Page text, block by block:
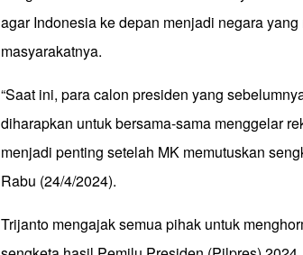
agar Indonesia ke depan menjadi negara
masyarakatnya.
“Saat ini, para calon presiden yang
diharapkan untuk bersama-sama menggelar
menjadi penting setelah MK memutuskan
Rabu (24/4/2024).
Trijanto mengajak semua pihak untuk